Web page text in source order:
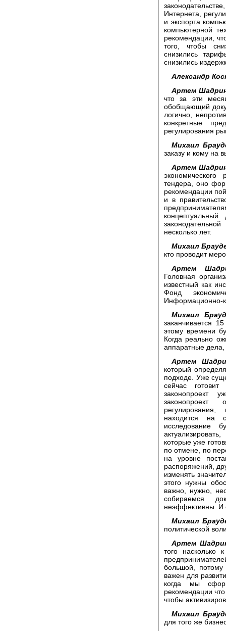
Интернета,
и экспорта
компьютерной
рекомендации,
того, чтобы
снизились
снизились
Александр
Артем
что за эти
обобщающий
логично,
конкретные
регулирования
Михаил
заказу и кому на
Артем
тендера, оно
рекомендации
и в
несколько лет.
Михаил
кто проводит
Артем
Головная
известный как
Фонд
Информационно-
Михаил
заканчивается
этому времени
Когда реально
аппаратные
Артем
который
подходе. Уже
сейчас
законопроект
законопроект
находится на
исследование
которые уже
по отмене, по
на уровне
распоряжений,
изменять
этого нужны
важно, нужно,
собираемся
неэффективны. И
Михаил
политической
Артем
того насколько
большой,
важен для
когда мы
рекомендации
чтобы
Михаил
для того же